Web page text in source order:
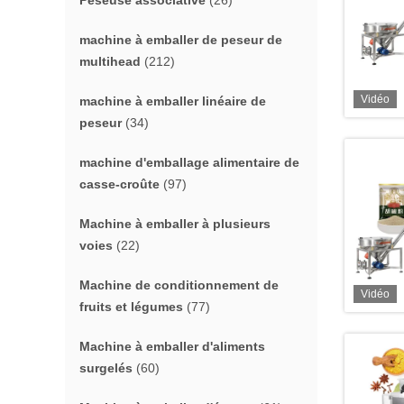
machine à emballer de peseur de
multihead (212)
machine à emballer linéaire de
peseur(34)
machine d'emballage alimentaire de
casse-croûte (97)
Machine à emballer à plusieurs
voies (22)
Machine de conditionnement de
fruits et légumes (77)
Machine à emballer d'aliments
surgelés (60)
Vidéo
Vidéo